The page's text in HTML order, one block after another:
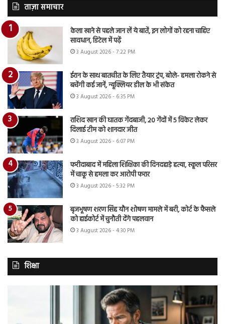
ताज़ा समाचार
केला खाने से पहले जान लें ये बातें, इन लोगों को रहना चाहिए
सावधान, डिटेल में पढ़ें
3 August 2026 - 7:22 PM
ईरान के साथ बातचीत के लिए तैयार ट्रंप, बोले- हमला रोकने से
बचेंगी कई जानें, न्यूक्लियर डील के भी संकेत
3 August 2026 - 6:35 PM
राशिद खान की घातक गेंदबाजी, 20 गेंदों में 5 विकेट लेकर
दिलाई टीम को शानदार जीत
3 August 2026 - 6:07 PM
फरीदाबाद में महिला शिक्षिका की दिनदहाड़े हत्या, स्कूल परिसर
में चाकू से हमला कर आरोपी फरार
3 August 2026 - 5:32 PM
बृजभूषण शरण सिंह यौन शोषण मामले में बरी, कोर्ट के फैसले
को हाईकोर्ट में चुनौती देंगे पहलवान
3 August 2026 - 4:30 PM
शिक्षा